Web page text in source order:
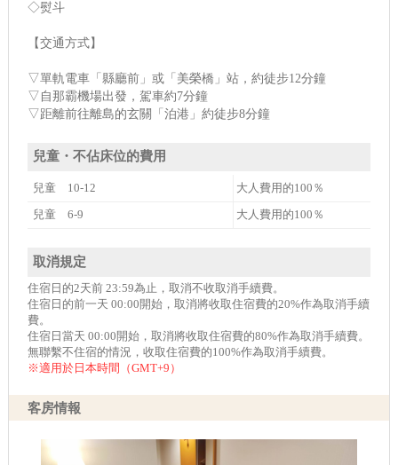
◇熨斗
【交通方式】
▽單軌電車「縣廳前」或「美榮橋」站，約徒步12分鐘
▽自那霸機場出發，駕車約7分鐘
▽距離前往離島的玄關「泊港」約徒步8分鐘
兒童・不佔床位的費用
兒童 10-12 大人費用的100％
兒童 6-9 大人費用的100％
取消規定
住宿日的2天前 23:59為止，取消不收取消手續費。
住宿日的前一天 00:00開始，取消將收取住宿費的20%作為取消手續
費。
住宿日當天 00:00開始，取消將收取住宿費的80%作為取消手續費。
無聯繫不住宿的情況，收取住宿費的100%作為取消手續費。
※適用於日本時間（GMT+9）
客房情報